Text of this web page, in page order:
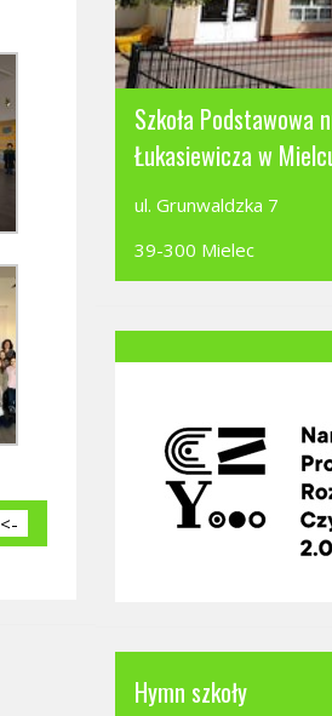
<-
Szkoła Podstawowa
Łukasiewicza w
ul. Grunwaldzka 7
39-300 Mielec
Hymn szkoły